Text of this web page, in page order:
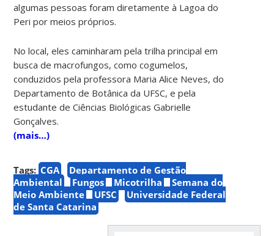
algumas pessoas foram diretamente à Lagoa do
Peri por meios próprios.
No local, eles caminharam pela trilha principal em
busca de macrofungos, como cogumelos,
conduzidos pela professora Maria Alice Neves, do
Departamento de Botânica da UFSC, e pela
estudante de Ciências Biológicas Gabrielle
Gonçalves.
(mais…)
Tags: CGA
Departamento de Gestão
Ambiental
Fungos Micotrilha
Semana do
Meio Ambiente
UFSC
Universidade Federal
de Santa Catarina